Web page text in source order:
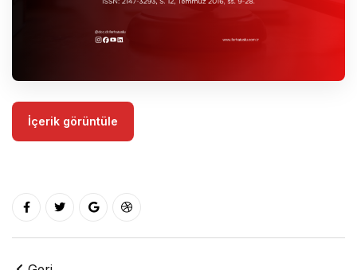
İçerik görüntüle